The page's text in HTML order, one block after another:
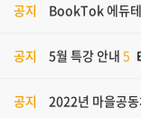
공지 BookTok 에듀테
공지 5월 특강 안내 5
공지 2022년 마을공